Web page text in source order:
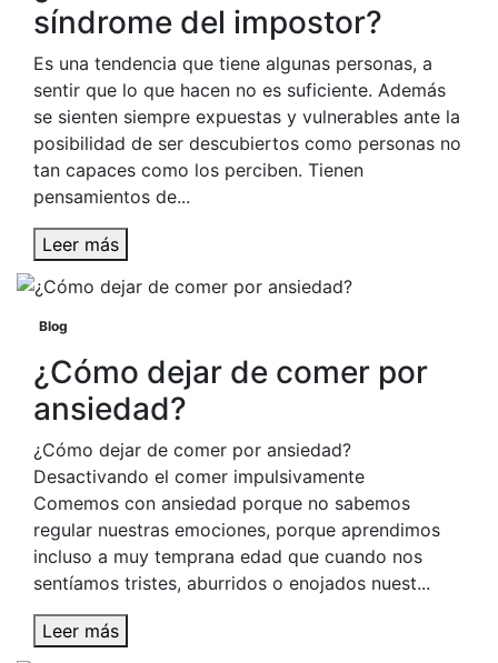
síndrome del impostor?
Es una tendencia que tiene algunas personas, a
sentir que lo que hacen no es suficiente. Además
se sienten siempre expuestas y vulnerables ante la
posibilidad de ser descubiertos como personas no
tan capaces como los perciben. Tienen
pensamientos de...
Leer más
Blog
¿Cómo dejar de comer por
ansiedad?
¿Cómo dejar de comer por ansiedad?
Desactivando el comer impulsivamente
Comemos con ansiedad porque no sabemos
regular nuestras emociones, porque aprendimos
incluso a muy temprana edad que cuando nos
sentíamos tristes, aburridos o enojados nuest...
Leer más